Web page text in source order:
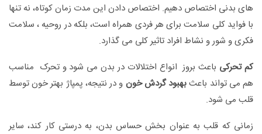
های بدنی اختصاص دهیم. اختصاص دادن این مدت زمان کوتاه، نه تنها
با فواید کلی سلامت برای هر فردی همراه است، بلکه در روحیه ، سلامت
فکری و شور و نشاط افراد تاثیر کلی می گذارد.
کم تحرکی باعث بروز انواع اختلالات در بدن می شود و تحرک مناسب
هم می تواند باعثبهبود گردش خون و در نتیجه، پمپاژ بهتر خون توسط
قلب می شود.
زمانی که قلب به عنوان بخش حساس بدن، به درستی کار کند، سایر